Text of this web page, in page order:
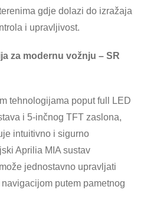
gdje dolazi do izražaja
i upravljivost.
za modernu vožnju – SR
tehnologijama poput full LED
i 5-inčnog TFT zaslona,
intuitivno i sigurno
Aprilia MIA sustav
jednostavno upravljati
putem pametnog